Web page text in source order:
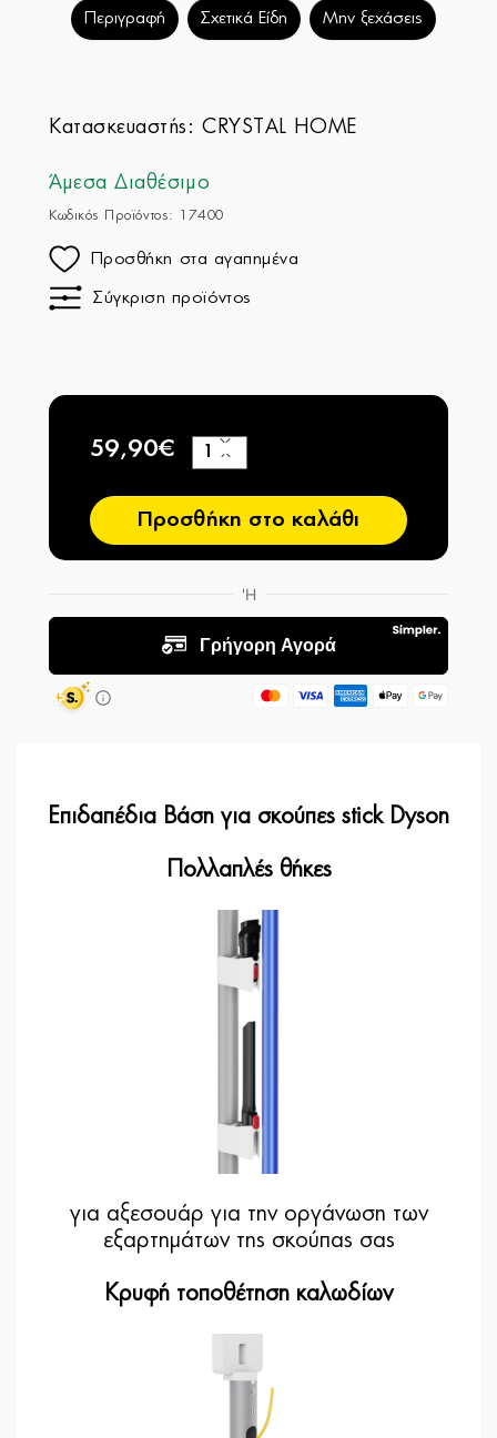
Περιγραφή Σχετικά Είδη Μην ξεχάσεις
Κατασκευαστής:CRYSTAL HOME
Άμεσα Διαθέσιμο
Κωδικός Προϊόντος: 17400
Προσθήκη στα αγαπημένα
Σύγκριση προϊόντος
59,90€
−
+
Προσθήκη στο καλάθι
Επιδαπέδια Βάση για σκούπες stick Dyson
Πολλαπλές θήκες
για αξεσουάρ για την οργάνωση των
εξαρτημάτων της σκούπας σας
Κρυφή τοποθέτηση καλωδίων